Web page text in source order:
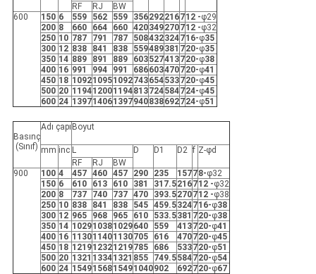
RF
RJ
BW
600
150 6 559 562 559 356292216712 -φ29
200 8 660 664 660 420349270712 -φ32
250 10 787 791 787 508432324716-φ35
300 12 838 841 838 559489381 720-φ35
350 14 889 891 889 603527413720-φ38
400 16 991 994 991 686603470720-φ41
450 18 109210951092743654533720-φ45
500 20 119412001194813724584724-φ45
600 24 139714061397940838692724-φ51
Basınç
(Sınıf)
Adı çapı Boyut
mm inc L D D1 D2 f Z-φd
RF
RJ
BW
900
100 4 457 460 457 290 235 15778-φ32
150 6 610 613 610 381 317.5216712 -φ32
200 8 737 740 737 470 393.5270712 -φ38
250 10 838 841 838 545 459.5324716-φ38
300 12 965 968 965 610 533.5381 720-φ38
350 14 102910381029640 559 413720-φ41
400 16 113011401130705 616 470720-φ45
450 18 121912321219785 686 533720-φ51
500 20 1321 13341321 855 749.5584720-φ54
600 24 1549156815491040902 692720-φ67